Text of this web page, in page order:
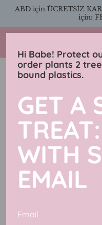
İçeriğeABD için ÜCRETSİZ
için:
Hi Babe! Protect
order plants 2
bound plastics.
GET A
WITH
EMAIL
Email